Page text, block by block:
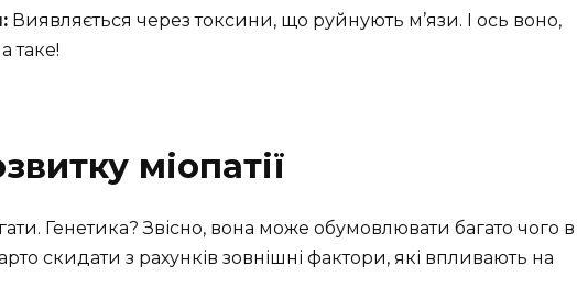
Виявляється через токсини, що руйнують м’язи. І ось воно,
таке!
міопатії
Генетика? Звісно, вона може обумовлювати багато чого в
скидати з рахунків зовнішні фактори, які впливають на